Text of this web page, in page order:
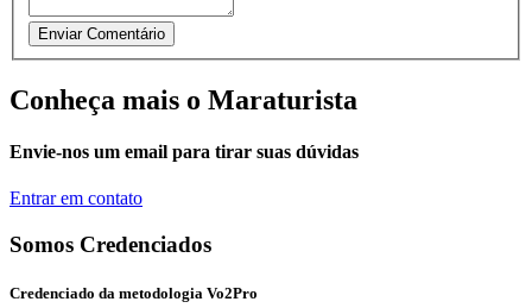
Conheça mais o Maraturista
Envie-nos um email para tirar suas dúvidas
Entrar em contato
Somos Credenciados
Credenciado da metodologia Vo2Pro